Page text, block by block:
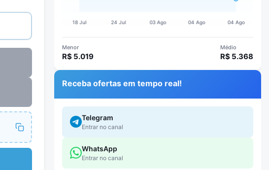
Menor
R$ 5.019
Médio
R$ 5.368
Receba ofertas em tempo real!
Telegram
Entrar no canal
WhatsApp
Entrar no canal